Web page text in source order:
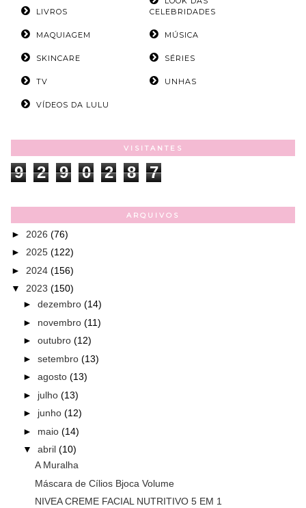
LIVROS
CELEBRIDADES
MAQUIAGEM MÚSICA
SKINCARE SÉRIES
TV UNHAS
VÍDEOS DA LULU
VISITANTES
9 2 9 0 2 8 7
ARQUIVOS
► 2026 (76)
► 2025 (122)
► 2024 (156)
▼ 2023 (150)
► dezembro (14)
► novembro (11)
► outubro (12)
► setembro (13)
► agosto (13)
► julho (13)
► junho (12)
► maio (14)
▼ abril (10)
A Muralha
Máscara de Cílios Bjoca Volume
NIVEA CREME FACIAL NUTRITIVO 5 EM 1